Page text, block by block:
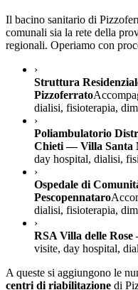
Il bacino sanitario di
comunali sia la rete della
regionali. Operiamo con
›
Struttura
Pizzoferrato
dialisi, fisioterapia,
›
Poliambulatorio
Chieti — Villa Santa
day hospital, dialisi,
›
Ospedale di
Pescopennataro
dialisi, fisioterapia,
›
RSA Villa delle
visite, day hospital,
A queste si aggiungono le
centri di riabilitazione di